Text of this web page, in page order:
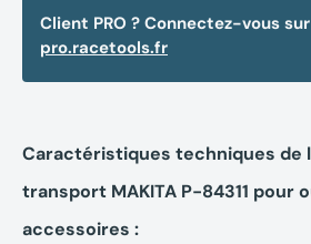
Client PRO ? Connectez-vous sur
pro.racetools.fr
Caractéristiques techniques de
transport MAKITA P-84311 pour
accessoires :